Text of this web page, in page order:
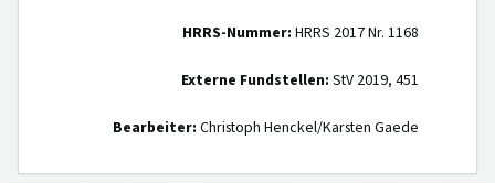
HRRS-Nummer: HRRS 2017 Nr. 1168
Externe Fundstellen: StV 2019, 451
Bearbeiter: Christoph Henckel/Karsten Gaede